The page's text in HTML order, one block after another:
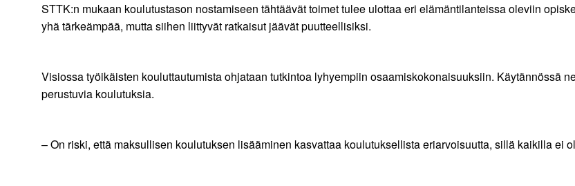
STTK:n mukaan koulutustason nostamiseen tähtäävät toimet tulee ulottaa eri elämäntilanteissa oleviin
yhä tärkeämpää, mutta siihen liittyvät ratkaisut jäävät puutteellisiksi.
Visiossa työikäisten kouluttautumista ohjataan tutkintoa lyhyempiin osaamiskokonaisuuksiin. Käytännössä
perustuvia koulutuksia.
– On riski, että maksullisen koulutuksen lisääminen kasvattaa koulutuksellista eriarvoisuutta, sillä kaikilla ei